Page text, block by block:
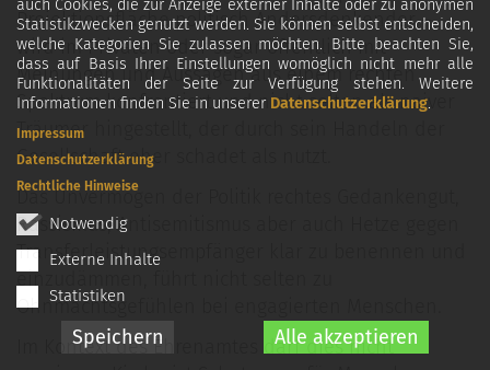
auch Cookies, die zur Anzeige externer Inhalte oder zu anonymen
Statistikzwecken genutzt werden. Sie können selbst entscheiden,
welche Kategorien Sie zulassen möchten. Bitte beachten Sie,
dass auf Basis Ihrer Einstellungen womöglich nicht mehr alle
Funktionalitäten der Seite zur Verfügung stehen. Weitere
Informationen finden Sie in unserer Datenschutzerklärung.
Notwendig
Externe Inhalte
Statistiken
Speichern Alle akzeptieren
Impressum
Datenschutzerklärung
Rechtliche Hinweise
Projektionsfläche politisch Andersdenkender –
wird im Privaten oder sogar öffentlich mit
Meinungen und Aussagen aus einem rechten
Spektrum konfrontiert und nicht selten als naiver
Träumer hingestellt, der durch sein Handeln der
Gesellschaft eher schadet als nutzt.
Das Unvermögen der Politik rechtes Gedankengut,
Rassismus, Antisemitismus aber auch Hetze gegen
Transferleistungsempfänger klar zu benennen und
einzudämmen, führt nicht selten zu
Ohnmachtsgefühlen bei engagierten Menschen.
Im Kontext des Ehrenamtes darf dies nicht